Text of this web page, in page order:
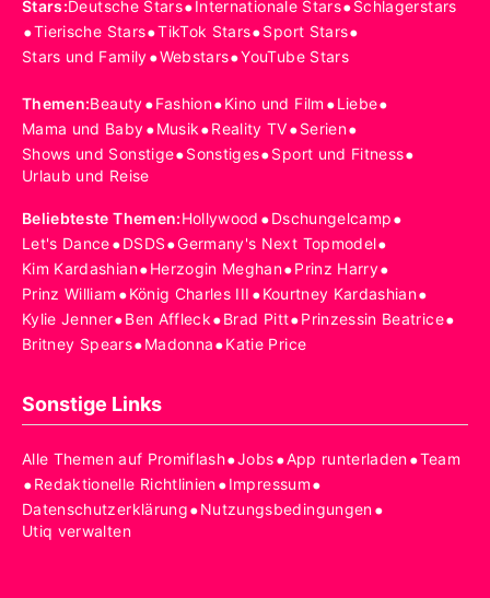
Stars:Deutsche Stars•Internationale Stars•Schlagerstars
•Tierische Stars•TikTok Stars•Sport Stars•
Stars und Family•Webstars•YouTube Stars
Themen:Beauty•Fashion•Kino und Film •Liebe•
Mama und Baby•Musik•Reality TV•Serien•
Shows und Sonstige•Sonstiges•Sport und Fitness•
Urlaub und Reise
Beliebteste Themen:Hollywood •Dschungelcamp•
Let's Dance•DSDS•Germany's Next Topmodel•
Kim Kardashian•Herzogin Meghan•Prinz Harry•
Prinz William •König Charles III •Kourtney Kardashian•
Kylie Jenner•Ben Affleck•Brad Pitt•Prinzessin Beatrice•
Britney Spears•Madonna•Katie Price
Sonstige Links
Alle Themen auf Promiflash•Jobs•App runterladen•Team
•Redaktionelle Richtlinien•Impressum•
Datenschutzerklärung•Nutzungsbedingungen•
Utiq verwalten